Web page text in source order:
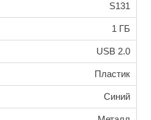
S131
1 ГБ
USB 2.0
Пластик
Синий